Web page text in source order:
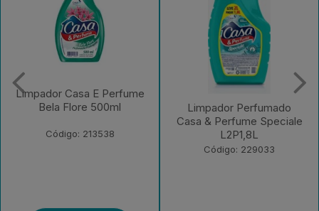
Limpador Perfumado
L2P1,8L
Casa & Perfume
Sensazione L2P1,8L
Código: 229032